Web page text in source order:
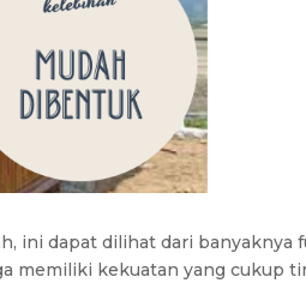
ini dapat dilihat dari
memiliki kekuatan yang cukup